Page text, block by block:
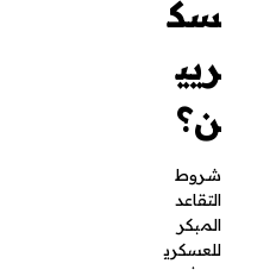
شروط
المبكر
للعسكريي
ن في
المملكة
العربية
السعودية
تحددها